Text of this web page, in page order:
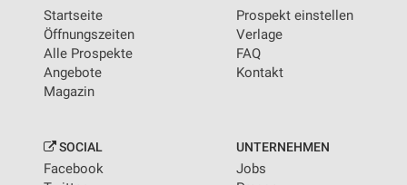
Startseite
Öffnungszeiten
Alle Prospekte
Angebote
Magazin
Prospekt einstellen
Verlage
FAQ
Kontakt
SOCIAL
Facebook
UNTERNEHMEN
Jobs